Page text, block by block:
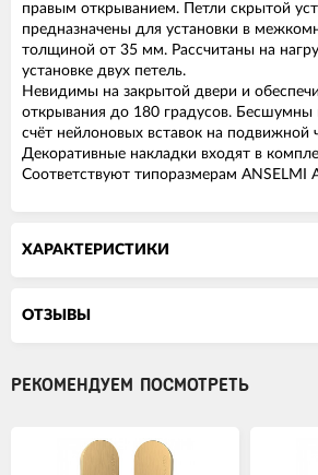
правым открыванием. Петли скрытой
предназначены для установки в
толщиной от 35 мм. Рассчитаны на
установке двух петель.
Невидимы на закрытой двери и
открывания до 180 градусов. Бесшумны
счёт нейлоновых вставок на подвижной
Декоративные накладки входят в
Соответствуют типоразмерам ANSELMI
ХАРАКТЕРИСТИКИ
ОТЗЫВЫ
РЕКОМЕНДУЕМ ПОСМОТРЕТЬ